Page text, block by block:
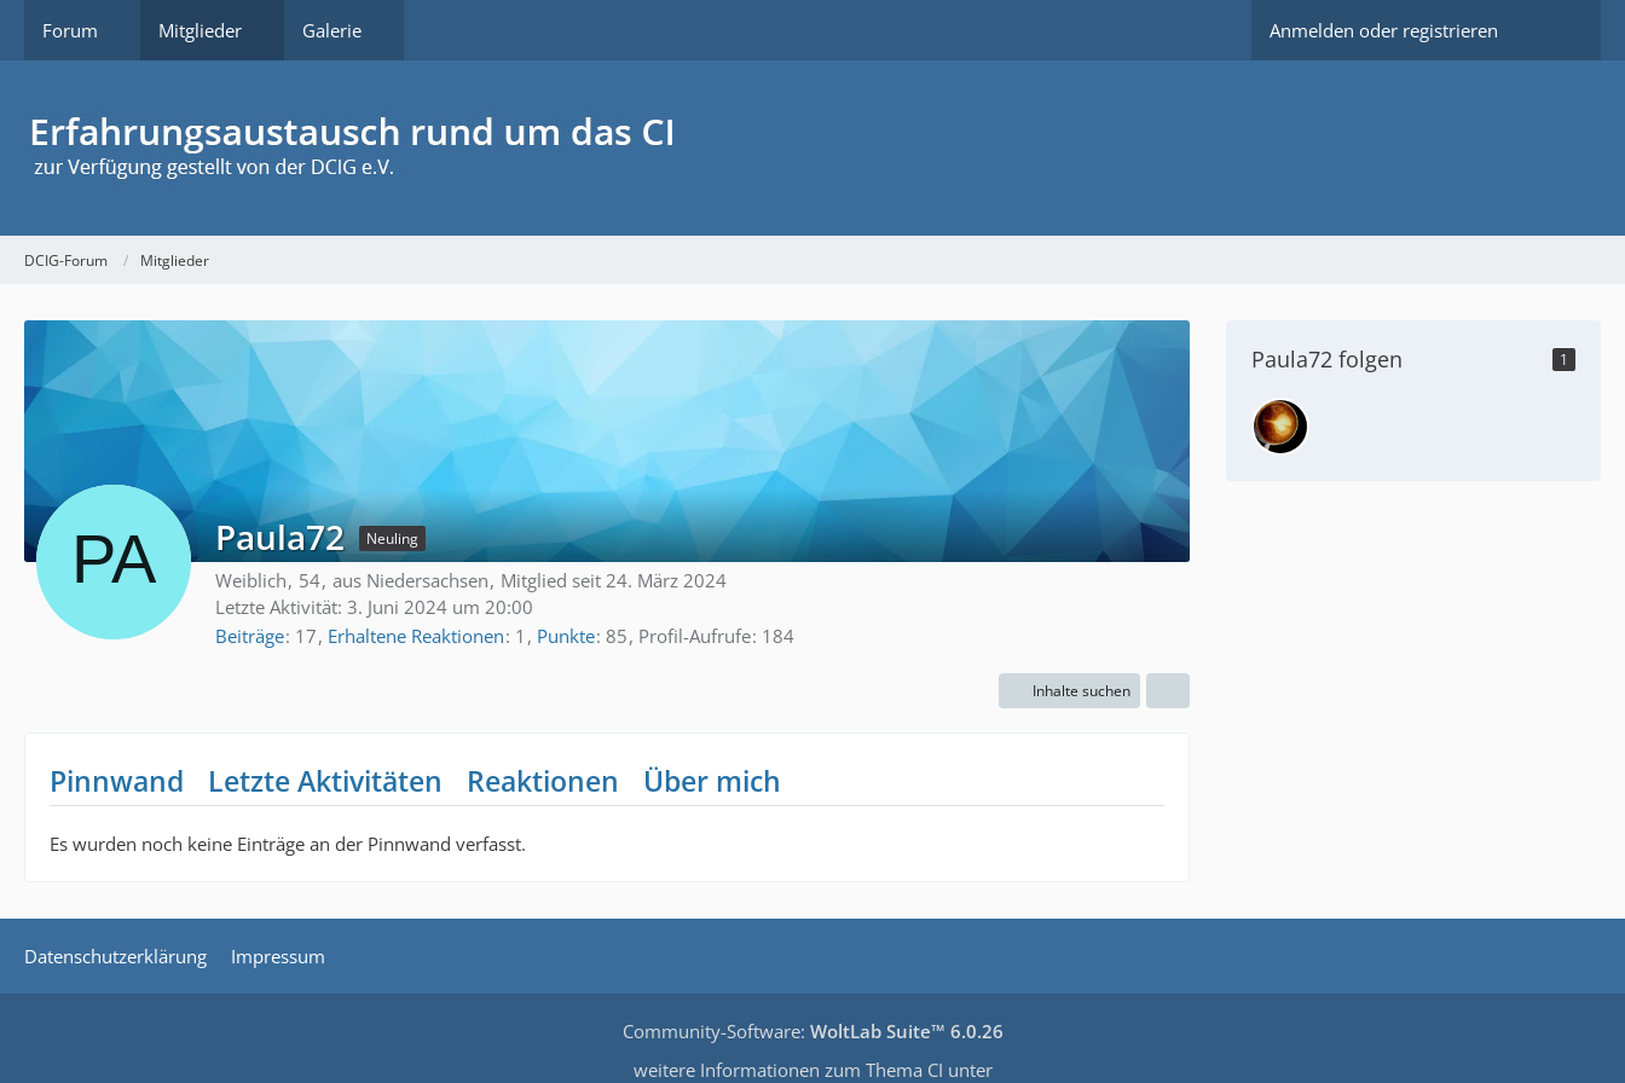
Forum Mitglieder Galerie Anmelden oder registrieren
DCIG-Forum Mitglieder
Paula72 Neuling
Weiblich 54 aus Niedersachsen Mitglied seit 24. März 2024
Letzte Aktivität: 3. Juni 2024 um 20:00
Beiträge 17 Erhaltene Reaktionen 1 Punkte 85 Profil-Aufrufe 184
Inhalte suchen
Pinnwand Letzte Aktivitäten Reaktionen Über mich
Es wurden noch keine Einträge an der Pinnwand verfasst.
Paula72 folgen 1
Datenschutzerklärung Impressum
Community-Software: WoltLab Suite™ 6.0.26
weitere Informationen zum Thema CI unter